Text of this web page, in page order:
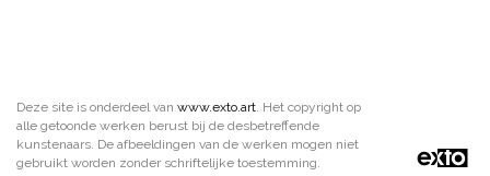
Deze site is onderdeel van www.exto.art. Het copyright op
alle getoonde werken berust bij de desbetreffende
kunstenaars. De afbeeldingen van de werken mogen niet
gebruikt worden zonder schriftelijke toestemming.